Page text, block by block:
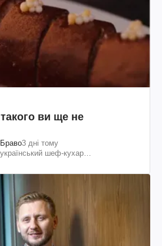
ви ще не
3 дні тому
шеф-кухар